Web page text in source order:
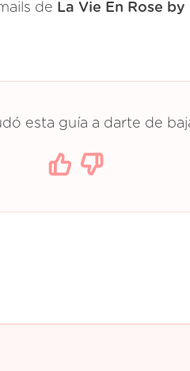
de La Vie En Rose
esta guía a darte de